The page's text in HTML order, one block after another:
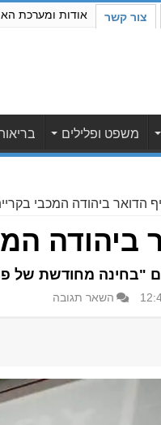
צור קשר אודות ומערכת
משפט ופלילים
הדואר ביהודה המכבי
ביהודה
"בחינה מחודשת של
השאר תגובה